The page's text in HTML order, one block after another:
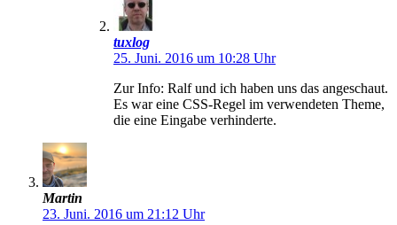
tuxlog
25. Juni. 2016 um 10:28 Uhr
Zur Info: Ralf und ich haben uns das angeschaut.
Es war eine CSS-Regel im verwendeten Theme,
die eine Eingabe verhinderte.
Martin
23. Juni. 2016 um 21:12 Uhr